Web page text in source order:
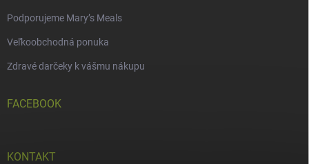
Podporujeme Mary’s Meals
Veľkoobchodná ponuka
Zdravé darčeky k vášmu nákupu
FACEBOOK
KONTAKT